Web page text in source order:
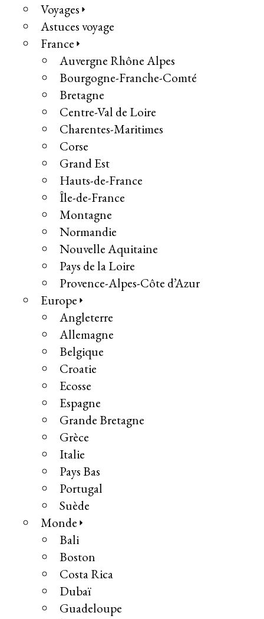
Voyages
Astuces voyage
France
Auvergne Rhône Alpes
Bourgogne-Franche-Comté
Bretagne
Centre-Val de Loire
Charentes-Maritimes
Corse
Grand Est
Hauts-de-France
Île-de-France
Montagne
Normandie
Nouvelle Aquitaine
Pays de la Loire
Provence-Alpes-Côte d’Azur
Europe
Angleterre
Allemagne
Belgique
Croatie
Ecosse
Espagne
Grande Bretagne
Grèce
Italie
Pays Bas
Portugal
Suède
Monde
Bali
Boston
Costa Rica
Dubaï
Guadeloupe